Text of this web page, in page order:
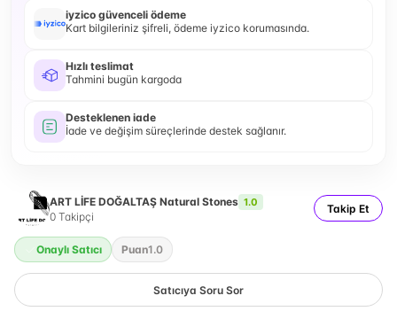
iyzico güvenceli ödeme
Kart bilgileriniz şifreli, ödeme iyzico korumasında.
Hızlı teslimat
Tahmini bugün kargoda
Desteklenen iade
İade ve değişim süreçlerinde destek sağlanır.
ART LİFE DOĞALTAŞ Natural Stones 1.0
0 Takipçi
Takip Et
Onaylı Satıcı Puan1.0
Satıcıya Soru Sor